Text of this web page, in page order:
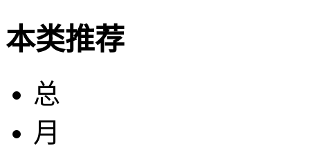
本类推荐
总
月